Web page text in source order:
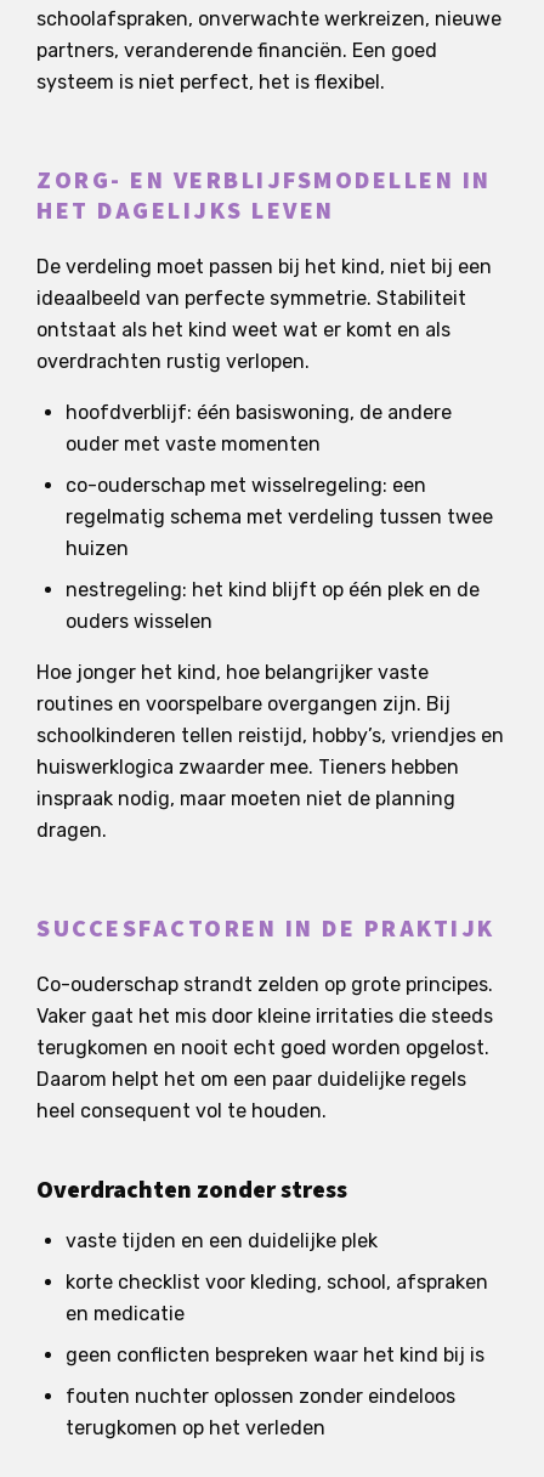
schoolafspraken, onverwachte werkreizen, nieuwe
partners, veranderende financiën. Een goed
systeem is niet perfect, het is flexibel.
ZORG- EN VERBLIJFSMODELLEN IN
HET DAGELIJKS LEVEN
De verdeling moet passen bij het kind, niet bij een
ideaalbeeld van perfecte symmetrie. Stabiliteit
ontstaat als het kind weet wat er komt en als
overdrachten rustig verlopen.
hoofdverblijf: één basiswoning, de andere
ouder met vaste momenten
co-ouderschap met wisselregeling: een
regelmatig schema met verdeling tussen twee
huizen
nestregeling: het kind blijft op één plek en de
ouders wisselen
Hoe jonger het kind, hoe belangrijker vaste
routines en voorspelbare overgangen zijn. Bij
schoolkinderen tellen reistijd, hobby’s, vriendjes en
huiswerklogica zwaarder mee. Tieners hebben
inspraak nodig, maar moeten niet de planning
dragen.
SUCCESFACTOREN IN DE PRAKTIJK
Co-ouderschap strandt zelden op grote principes.
Vaker gaat het mis door kleine irritaties die steeds
terugkomen en nooit echt goed worden opgelost.
Daarom helpt het om een paar duidelijke regels
heel consequent vol te houden.
Overdrachten zonder stress
vaste tijden en een duidelijke plek
korte checklist voor kleding, school, afspraken
en medicatie
geen conflicten bespreken waar het kind bij is
fouten nuchter oplossen zonder eindeloos
terugkomen op het verleden